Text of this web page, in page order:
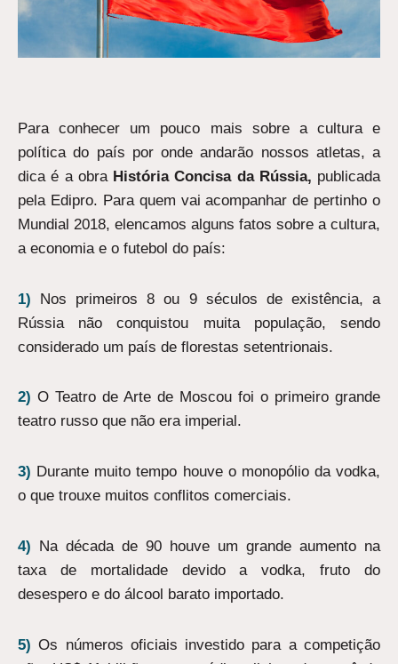
Para conhecer um pouco mais sobre a cultura e
política do país por onde andarão nossos atletas, a
dica é a obra História Concisa da Rússia, publicada
pela Edipro. Para quem vai acompanhar de pertinho o
Mundial 2018, elencamos alguns fatos sobre a cultura,
a economia e o futebol do país:
1) Nos primeiros 8 ou 9 séculos de existência, a
Rússia não conquistou muita população, sendo
considerado um país de florestas setentrionais.
2) O Teatro de Arte de Moscou foi o primeiro grande
teatro russo que não era imperial.
3) Durante muito tempo houve o monopólio da vodka,
o que trouxe muitos conflitos comerciais.
4) Na década de 90 houve um grande aumento na
taxa de mortalidade devido a vodka, fruto do
desespero e do álcool barato importado.
5) Os números oficiais investido para a competição